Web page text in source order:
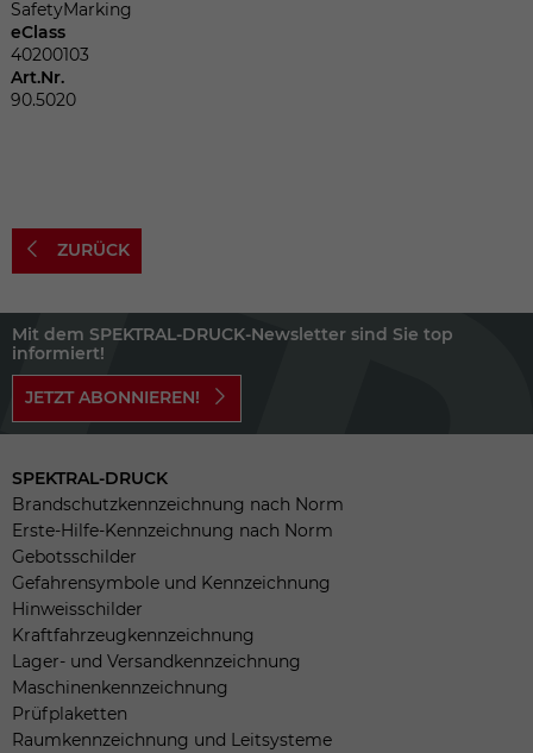
SafetyMarking
eClass
40200103
Art.Nr.
90.5020
ZURÜCK
Mit dem SPEKTRAL-DRUCK-Newsletter sind Sie top
informiert!
JETZT ABONNIEREN!
SPEKTRAL-DRUCK
Brandschutzkennzeichnung nach Norm
Erste-Hilfe-Kennzeichnung nach Norm
Gebotsschilder
Gefahrensymbole und Kennzeichnung
Hinweisschilder
Kraftfahrzeugkennzeichnung
Lager- und Versandkennzeichnung
Maschinenkennzeichnung
Prüfplaketten
Raumkennzeichnung und Leitsysteme
Zweck
Zweck
Wir installiert sobald sich der Nutzer an
der Webseite anmeldet. Dient zum
festhalten des Login Status.